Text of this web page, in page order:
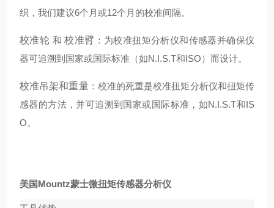
织，我们建议6个月或12个月的校准间隔。
校准轮 和校准臂 ：为校准扭矩分析仪和传感器并确保仪
器可追溯到国家或国际标准（如N.I.S.T和ISO）而设计。
校准吊架和重量：校准的死重是校准扭矩分析仪和扭矩传
感器的方法，并可追溯到国家或国际标准，如N.I.S.T和IS
O。
美国Mountz蒙士微扭矩传感器分析仪